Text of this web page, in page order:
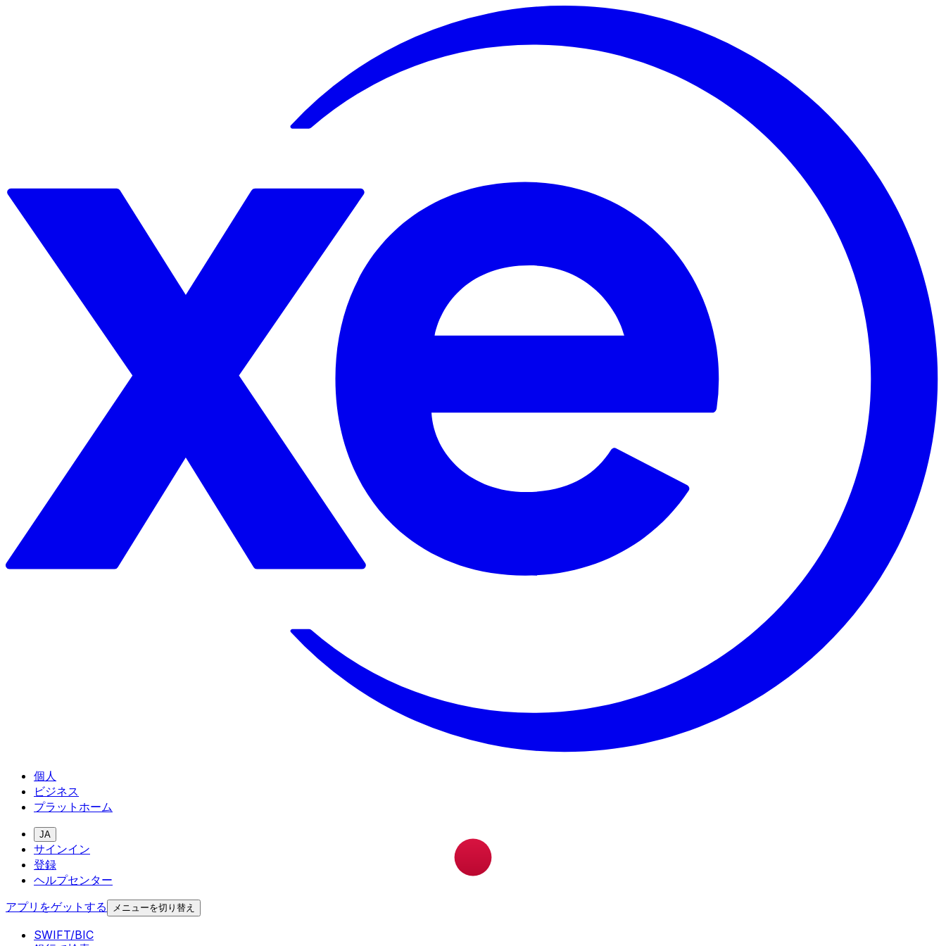
個人
ビジネス
プラットホーム
JA
サインイン
登録
ヘルプセンター
アプリをゲットする
メニューを切り替え
SWIFT/BIC